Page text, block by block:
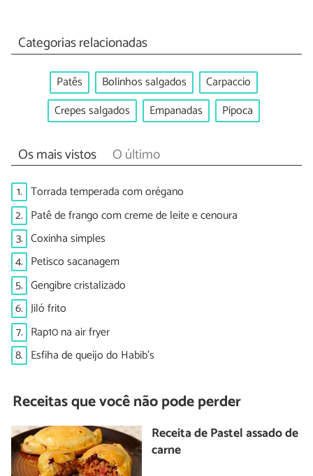
Categorias relacionadas
Patês Bolinhos salgados
Carpaccio
Crepes salgados
Empanadas Pipoca
Os mais vistos O último
1. Torrada temperada com orégano
2. Patê de frango com creme de leite e cenoura
3. Coxinha simples
4. Petisco sacanagem
5. Gengibre cristalizado
6. Jiló frito
7. Rap10 na air fryer
8. Esfiha de queijo do Habib's
Receitas que você não pode perder
Receita de Pastel assado de
carne